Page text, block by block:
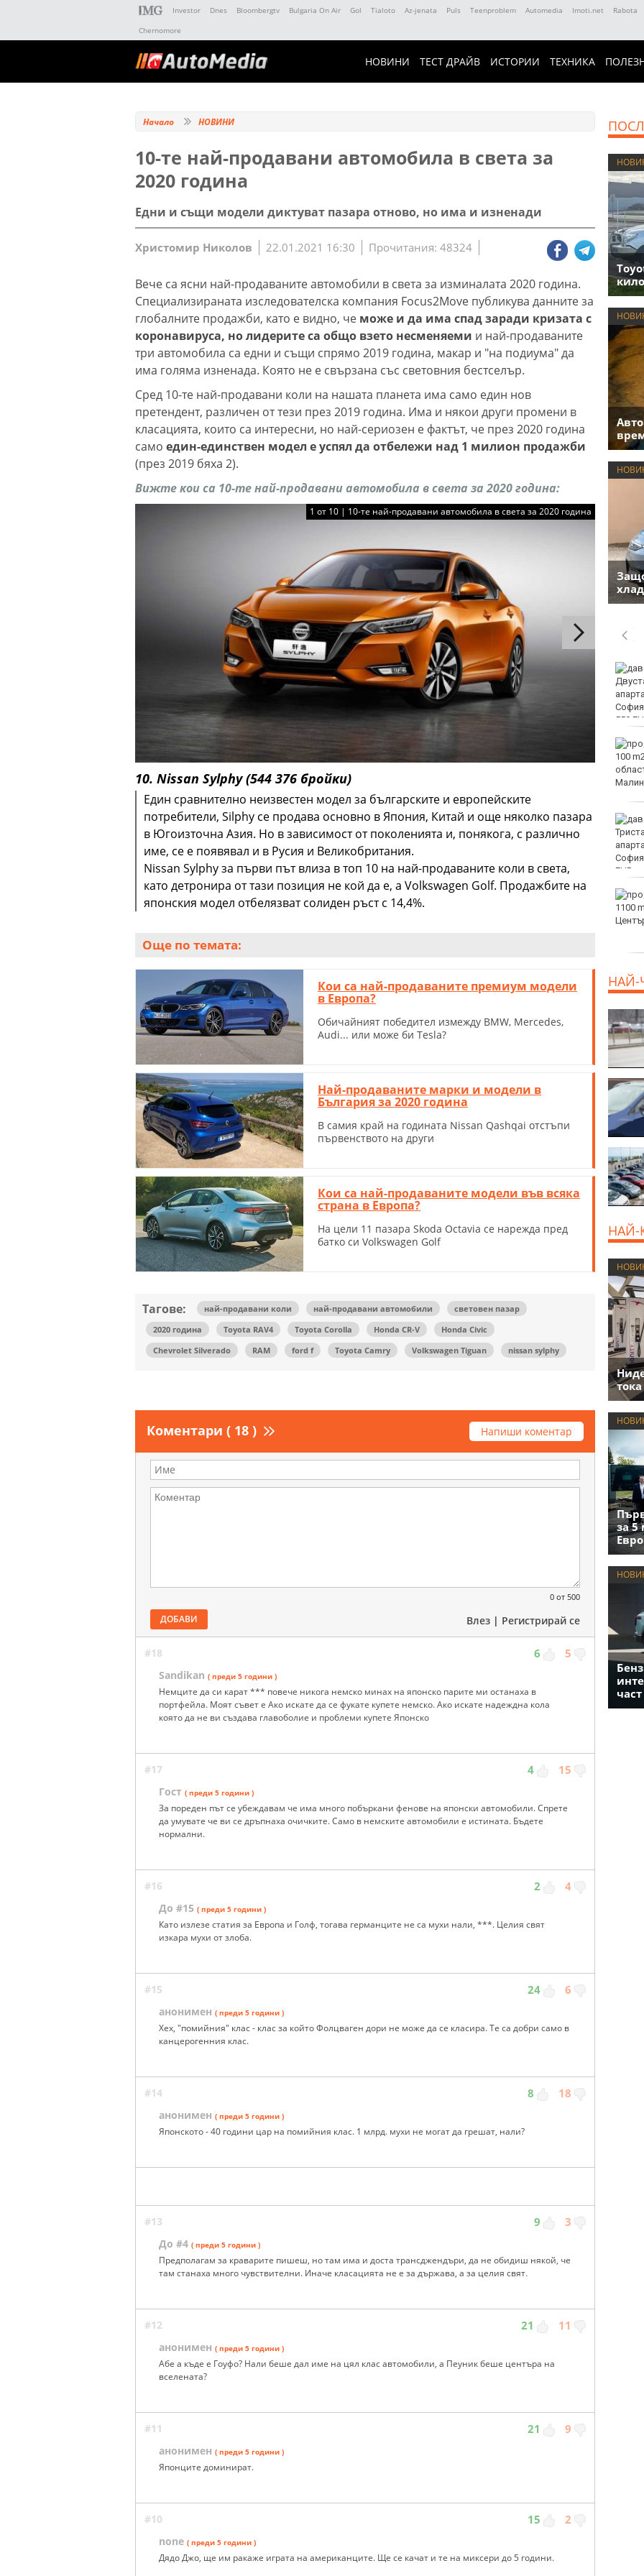
Investor Dnes Bloombergtv Bulgaria On Air Gol Tialoto Az-jenata Puls Teenproblem Automedia Imoti.net Rabota
Chernomore
НОВИНИ ТЕСТ ДРАЙВ ИСТОРИИ ТЕХНИКА
Начало НОВИНИ
10-те най-продавани автомобила в света за
2020 година
Едни и същи модели диктуват пазара отново, но има и изненади
Христомир Николов 22.01.2021 16:30 Прочитания: 48324
Вече са ясни най-продаваните автомобили в света за изминалата 2020 година.
Специализираната изследователска компания Focus2Move публикува данните за
глобалните продажби, като е видно, че може и да има спад заради кризата с
коронавируса, но лидерите са общо взето несменяеми и най-продаваните
три автомобила са едни и същи спрямо 2019 година, макар и "на подиума" да
има голяма изненада. Която не е свързана със световния бестселър.
Сред 10-те най-продавани коли на нашата планета има само един нов
претендент, различен от тези през 2019 година. Има и някои други промени в
класацията, които са интересни, но най-сериозен е фактът, че през 2020 година
само един-единствен модел е успял да отбележи над 1 милион продажби
(през 2019 бяха 2).
Вижте кои са 10-те най-продавани автомобила в света за 2020 година:
1 от 10 | 10-те най-продавани автомобила в света за 2020 година
10. Nissan Sylphy (544 376 бройки)
Един сравнително неизвестен модел за българските и европейските
потребители, Silphy се продава основно в Япония, Китай и още няколко пазара
в Югоизточна Азия. Но в зависимост от поколенията и, понякога, с различно
име, се е появявал и в Русия и Великобритания.
Nissan Sylphy за първи път влиза в топ 10 на най-продаваните коли в света,
като детронира от тази позиция не кой да е, а Volkswagen Golf. Продажбите на
японския модел отбелязват солиден ръст с 14,4%.
Още по темата:
Кои са най-продаваните премиум модели
в Европа?
Обичайният победител измежду BMW, Mercedes,
Audi... или може би Tesla?
Най-продаваните марки и модели в
България за 2020 година
В самия край на годината Nissan Qashqai отстъпи
първенството на други
Кои са най-продаваните модели във всяка
страна в Европа?
На цели 11 пазара Skoda Octavia се нарежда пред
батко си Volkswagen Golf
Тагове: най-продавани коли най-продавани автомобили
световен пазар
2020 година
Toyota RAV4 Toyota Corolla Honda CR-V
Honda Civic
Chevrolet Silverado
RAM ford f Toyota Camry Volkswagen Tiguan nissan sylphy
Коментари ( 18 ) Напиши коментар
0 от 500
ДОБАВИ Влез | Регистрирай се
#18 6 5
Sandikan ( преди 5 години )
Немците да си карат *** повече никога немско минах на японско парите ми останаха в
портфейла. Моят съвет е Ако искате да се фукате купете немско. Ако искате надеждна кола
която да не ви създава главоболие и проблеми купете Японско
#17 4 15
Гост ( преди 5 години )
За пореден път се убеждавам че има много побъркани фенове на японски автомобили. Спрете
да умувате че ви се дръпнаха очичките. Само в немските автомобили е истината. Бъдете
нормални.
#16 2 4
До #15 ( преди 5 години )
Като излезе статия за Европа и Голф, тогава германците не са мухи нали, ***. Целия свят
изкара мухи от злоба.
#15 24 6
анонимен ( преди 5 години )
Хех, "помийния" клас - клас за който Фолцваген дори не може да се класира. Те са добри само в
канцерогенния клас.
#14 8 18
анонимен ( преди 5 години )
Японското - 40 години цар на помийния клас. 1 млрд. мухи не могат да грешат, нали?
#13 9 3
До #4 ( преди 5 години )
Предполагам за краварите пишеш, но там има и доста трансджендъри, да не обидиш някой, че
там станаха много чувствителни. Иначе класацията не е за държава, а за целия свят.
#12 21 11
анонимен ( преди 5 години )
Абе а къде е Гоуфо? Нали беше дал име на цял клас автомобили, а Пеуник беше центъра на
вселената?
#11 21 9
анонимен ( преди 5 години )
Японците доминират.
#10 15 2
none ( преди 5 години )
Дядо Джо, ще им ракаже играта на американците. Ще се качат и те на миксери до 5 години.
Продават за 10 милиона
долара топката,
вкарана от Марадона с
Двоен ръст на чревните
инфекции за седмица
Вечерен крос ще се
НАЙ-
НАЙ-
за 5
част